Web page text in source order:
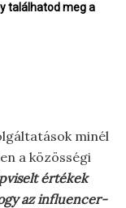
találhatod meg a
minél
a közösségi
értékek
az influencer-